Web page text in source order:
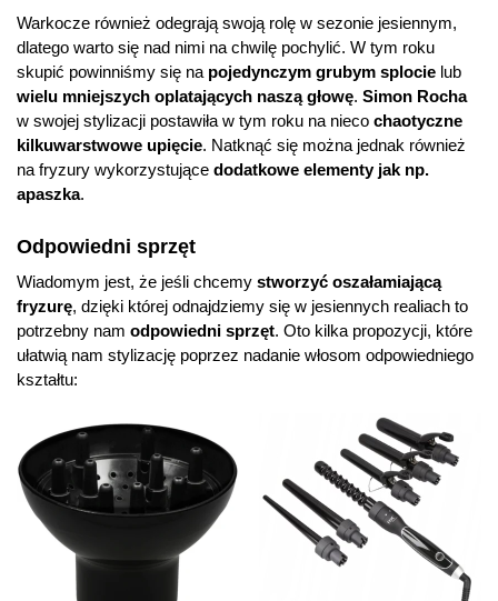
Warkocze również odegrają swoją rolę w sezonie jesiennym,
dlatego warto się nad nimi na chwilę pochylić. W tym roku
skupić powinniśmy się na pojedynczym grubym splocie lub
wielu mniejszych oplatających naszą głowę. Simon Rocha
w swojej stylizacji postawiła w tym roku na nieco chaotyczne
kilkuwarstwowe upięcie. Natknąć się można jednak również
na fryzury wykorzystujące dodatkowe elementy jak np.
apaszka.
Odpowiedni sprzęt
Wiadomym jest, że jeśli chcemy stworzyć oszałamiającą
fryzurę, dzięki której odnajdziemy się w jesiennych realiach to
potrzebny nam odpowiedni sprzęt. Oto kilka propozycji, które
ułatwią nam stylizację poprzez nadanie włosom odpowiedniego
kształtu: